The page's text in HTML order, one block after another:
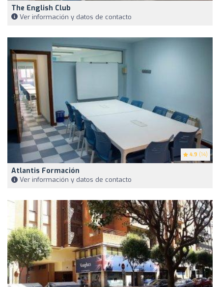
The English Club
Ver información y datos de contacto
4.9 (14)
Atlantis Formación
Ver información y datos de contacto